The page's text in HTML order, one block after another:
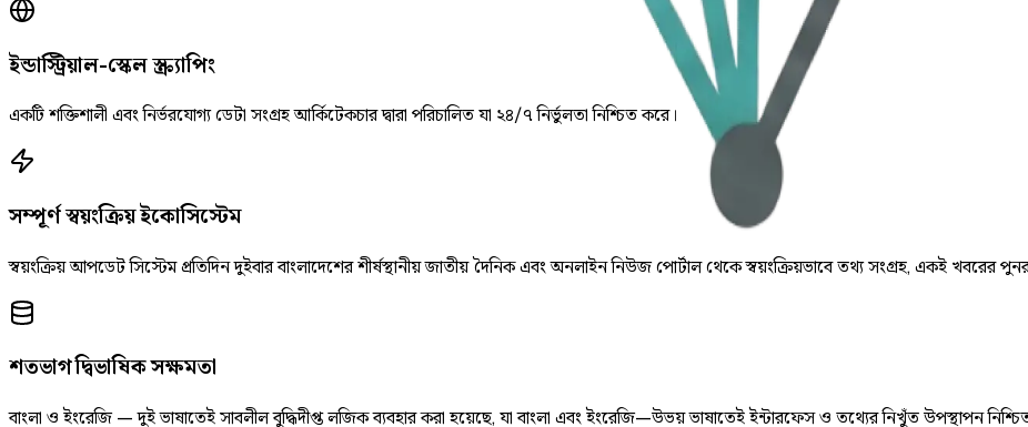
ইন্ডাস্ট্রিয়াল-স্কেল স্ক্র্যাপিং
একটি শক্তিশালী এবং নির্ভরযোগ্য ডেটা সংগ্রহ আর্কিটেকচার দ্বারা পরিচালিত যা ২৪/৭ নির্ভুলতা নিশ্চিত করে।
সম্পূর্ণ স্বয়ংক্রিয় ইকোসিস্টেম
স্বয়ংক্রিয় আপডেট সিস্টেম প্রতিদিন দুইবার বাংলাদেশের শীর্ষস্থানীয় জাতীয় দৈনিক এবং অনলাইন নিউজ পোর্টাল থেকে স্বয়ংক্রিয়ভাবে তথ্য সংগ্রহ, একই খবরের
শতভাগ দ্বিভাষিক সক্ষমতা
বাংলা ও ইংরেজি — দুই ভাষাতেই সাবলীল বুদ্ধিদীপ্ত লজিক ব্যবহার করা হয়েছে, যা বাংলা এবং ইংরেজি—উভয় ভাষাতেই ইন্টারফেস ও তথ্যের নিখুঁত উপস্থাপন